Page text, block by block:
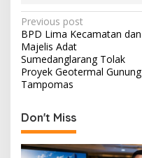
P
o
s
t
a
v
Previous post
BPD Lima Kecamatan dan
Majelis Adat
Sumedanglarang Tolak
Proyek Geotermal Gunung
Tampomas
Don't Miss